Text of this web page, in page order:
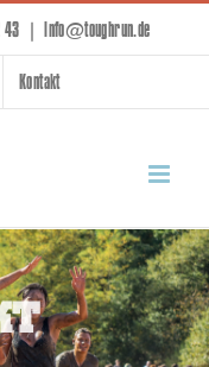
| info@toughrun.de
Kontakt